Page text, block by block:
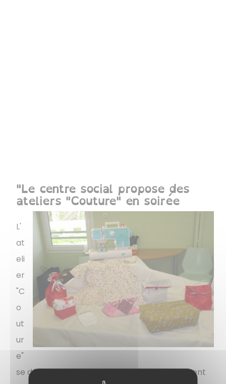
"Le centre social propose des
ateliers "Couture" en soirée
L'
at
eli
er
"C
o
ut
ur
e"
se déroule le mardi après-midi, mais également